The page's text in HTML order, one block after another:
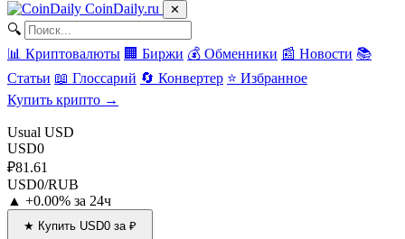
CoinDaily.ru ✕
🔍
📊 Криптовалюты 🏢 Биржи 💰 Обменники 📰 Новости 📚
Статьи 📖 Глоссарий 🔄 Конвертер ⭐ Избранное
Купить крипто →
Usual USD
USD0
₽81.61
USD0/RUB
▲ +0.00% за 24ч
★ Купить USD0 за ₽